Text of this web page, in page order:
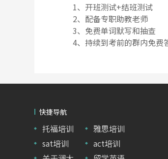
1、开班测试+结班测试
2、配备专职助教老师
3、免费单词默写和抽查
4、持续到考前的群内免费
快捷导航
托福培训
sat培训
雅思培训
act培训